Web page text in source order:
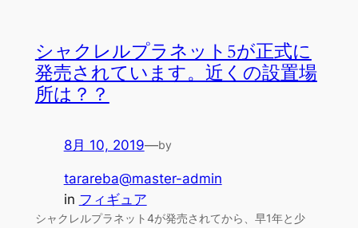
シャクレルプラネット5が正式に
発売されています。近くの設置場
所は？？
8月 10, 2019—by
tarareba@master-admin
in フィギュア
シャクレルプラネット4が発売されてから、早1年と少